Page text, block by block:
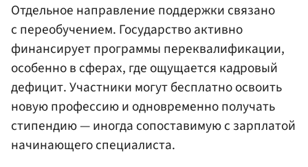
Отдельное направление поддержки связано
с переобучением. Государство активно
финансирует программы переквалификации,
особенно в сферах, где ощущается кадровый
дефицит. Участники могут бесплатно освоить
новую профессию и одновременно получать
стипендию — иногда сопоставимую с зарплатой
начинающего специалиста.